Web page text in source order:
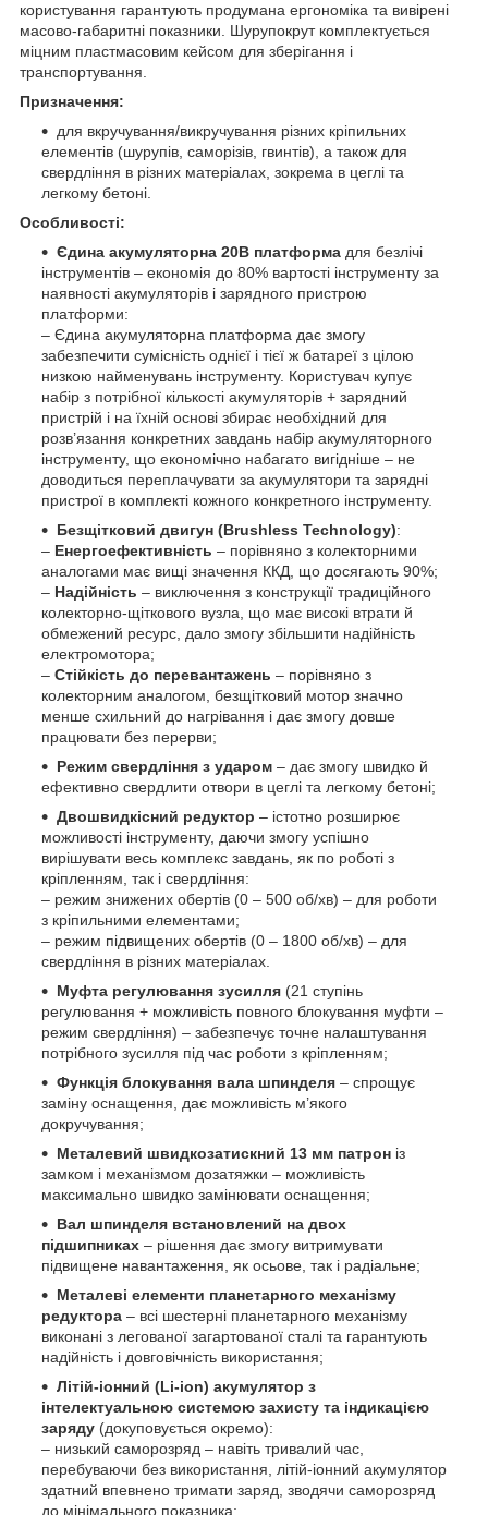
користування гарантують продумана ергономіка та вивірені
масово-габаритні показники. Шурупокрут комплектується
міцним пластмасовим кейсом для зберігання і
транспортування.
Призначення:
для вкручування/викручування різних кріпильних
елементів (шурупів, саморізів, гвинтів), а також для
свердління в різних матеріалах, зокрема в цеглі та
легкому бетоні.
Особливості:
Єдина акумуляторна 20В платформа для безлічі
інструментів – економія до 80% вартості інструменту за
наявності акумуляторів і зарядного пристрою
платформи:
– Єдина акумуляторна платформа дає змогу
забезпечити сумісність однієї і тієї ж батареї з цілою
низкою найменувань інструменту. Користувач купує
набір з потрібної кількості акумуляторів + зарядний
пристрій і на їхній основі збирає необхідний для
розв’язання конкретних завдань набір акумуляторного
інструменту, що економічно набагато вигідніше – не
доводиться переплачувати за акумулятори та зарядні
пристрої в комплекті кожного конкретного інструменту.
Безщітковий двигун (Brushless Technology):
– Енергоефективність – порівняно з колекторними
аналогами має вищі значення ККД, що досягають 90%;
– Надійність – виключення з конструкції традиційного
колекторно-щіткового вузла, що має високі втрати й
обмежений ресурс, дало змогу збільшити надійність
електромотора;
– Стійкість до перевантажень – порівняно з
колекторним аналогом, безщітковий мотор значно
менше схильний до нагрівання і дає змогу довше
працювати без перерви;
Режим свердління з ударом – дає змогу швидко й
ефективно свердлити отвори в цеглі та легкому бетоні;
Двошвидкісний редуктор – істотно розширює
можливості інструменту, даючи змогу успішно
вирішувати весь комплекс завдань, як по роботі з
кріпленням, так і свердління:
– режим знижених обертів (0 – 500 об/хв) – для роботи
з кріпильними елементами;
– режим підвищених обертів (0 – 1800 об/хв) – для
свердління в різних матеріалах.
Муфта регулювання зусилля (21 ступінь
регулювання + можливість повного блокування муфти –
режим свердління) – забезпечує точне налаштування
потрібного зусилля під час роботи з кріпленням;
Функція блокування вала шпинделя – спрощує
заміну оснащення, дає можливість м’якого
докручування;
Металевий швидкозатискний 13 мм патрон із
замком і механізмом дозатяжки – можливість
максимально швидко замінювати оснащення;
Вал шпинделя встановлений на двох
підшипниках – рішення дає змогу витримувати
підвищене навантаження, як осьове, так і радіальне;
Металеві елементи планетарного механізму
редуктора – всі шестерні планетарного механізму
виконані з легованої загартованої сталі та гарантують
надійність і довговічність використання;
Літій-іонний (Li-ion) акумулятор з
інтелектуальною системою захисту та індикацією
заряду (докуповується окремо):
– низький саморозряд – навіть тривалий час,
перебуваючи без використання, літій-іонний акумулятор
здатний впевнено тримати заряд, зводячи саморозряд
до мінімального показника;